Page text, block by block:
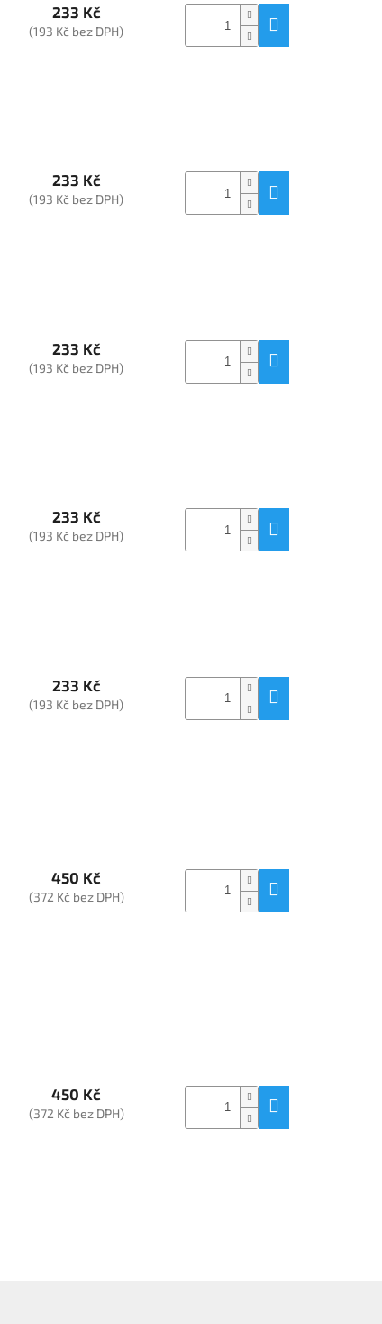
233 Kč
(193 Kč bez DPH)
233 Kč
(193 Kč bez DPH)
233 Kč
(193 Kč bez DPH)
233 Kč
(193 Kč bez DPH)
233 Kč
(193 Kč bez DPH)
450 Kč
(372 Kč bez DPH)
450 Kč
(372 Kč bez DPH)